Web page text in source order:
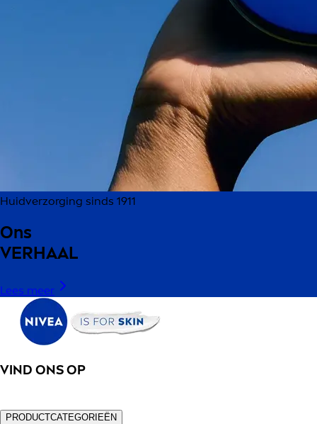
Huidverzorging sinds 1911
Ons
VERHAAL
Lees meer
VIND ONS OP
PRODUCTCATEGORIEËN